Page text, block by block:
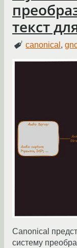
текст
canonical ,
Canonical
систему